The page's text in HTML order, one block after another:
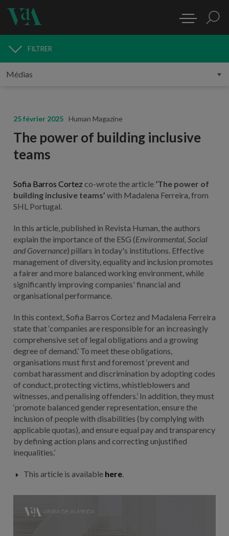
MÉDIAS
FILTRER
25 février 2025 Human Magazine
The power of building inclusive
teams
Sofia Barros Cortez co-wrote the article ‘The power of
building inclusive teams’ with Madalena Ferreira, from
SHL Portugal.
In this article, published in Revista Human, the authors
explain the importance of the ESG (Environmental, Social
and Governance) pillars in today's institutions. Effective
management of diversity, equality and inclusion promotes
a fairer and more balanced working environment, while
significantly improving companies' financial and
organisational performance.
In this context, Sofia Barros Cortez and Madalena Ferreira
state that ‘companies are responsible for an increasingly
comprehensive set of legal obligations and a growing
degree of demand.’ To meet these obligations,
organisations must first and foremost ‘prevent and
combat harassment and discrimination by adopting codes
of conduct, protecting victims, whistleblowers and
witnesses, and penalising offenders.’ In addition, they must
‘promote balanced gender representation, ensure the
inclusion of people with disabilities (by complying with
applicable quotas), and ensure equal pay and transparency
by defining action plans and correcting unjustified
inequalities.’
This article is available here.